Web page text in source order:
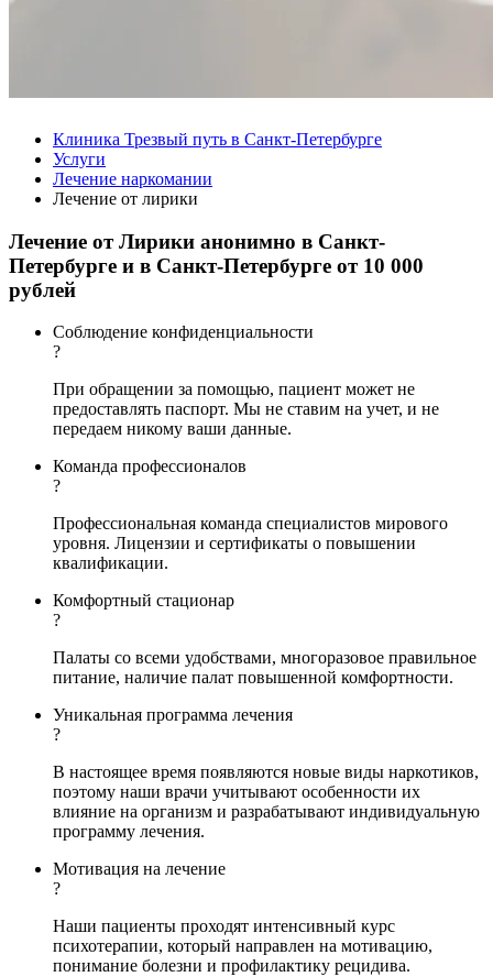
Клиника Трезвый путь в Санкт-Петербурге
Услуги
Лечение наркомании
Лечение от лирики
Лечение от Лирики анонимно в Санкт-
Петербурге и в Санкт-Петербурге от 10 000
рублей
Соблюдение конфиденциальности
?
При обращении за помощью, пациент может не
предоставлять паспорт. Мы не ставим на учет, и не
передаем никому ваши данные.
Команда профессионалов
?
Профессиональная команда специалистов мирового
уровня. Лицензии и сертификаты о повышении
квалификации.
Комфортный стационар
?
Палаты со всеми удобствами, многоразовое правильное
питание, наличие палат повышенной комфортности.
Уникальная программа лечения
?
В настоящее время появляются новые виды наркотиков,
поэтому наши врачи учитывают особенности их
влияние на организм и разрабатывают индивидуальную
программу лечения.
Мотивация на лечение
?
Наши пациенты проходят интенсивный курс
психотерапии, который направлен на мотивацию,
понимание болезни и профилактику рецидива.